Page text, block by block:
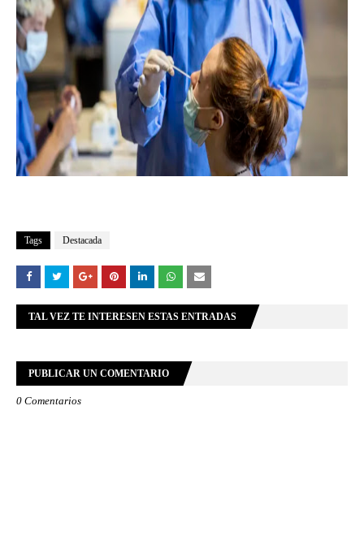
Tags Destacada
TAL VEZ TE INTERESEN ESTAS ENTRADAS
PUBLICAR UN COMENTARIO
0 Comentarios